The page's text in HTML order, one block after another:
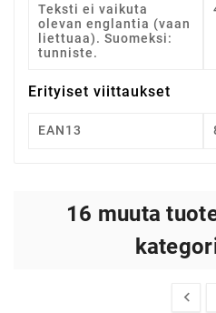
Teksti ei vaikuta
olevan englantia (vaan
liettuaa). Suomeksi:
tunniste.
Erityiset viittaukset
EAN13
16 muuta
